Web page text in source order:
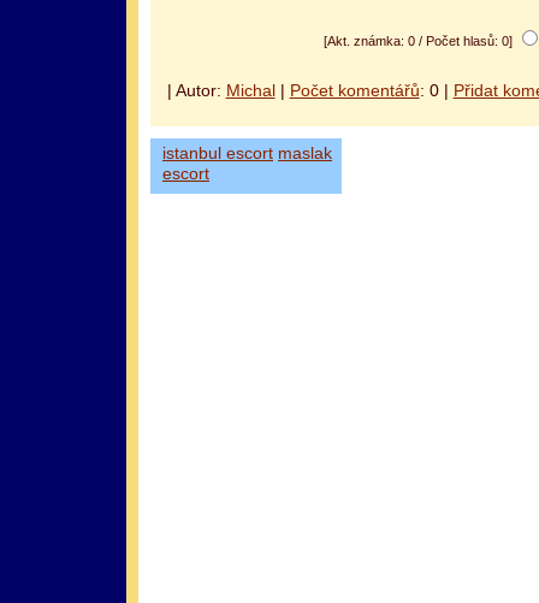
[Akt. známka: 0 / Počet hlasů: 0]
| Autor: Michal| Počet komentářů: 0 | Přidat
istanbul escort maslak
escort